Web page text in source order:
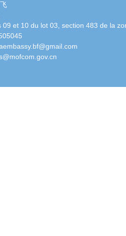
09 et 10 du lot 03, section 483 de la